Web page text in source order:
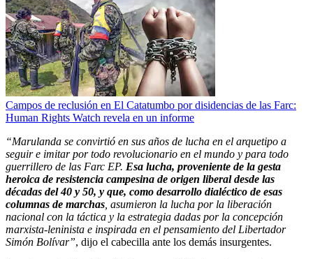
Campos de reclusión en El Catatumbo por disidencias de las Farc:
Human Rights Watch revela en un informe
“Marulanda se convirtió en sus años de lucha en el arquetipo a
seguir e imitar por todo revolucionario en el mundo y para todo
guerrillero de las Farc EP. Esa lucha, proveniente de la gesta
heroica de resistencia campesina de origen liberal desde las
décadas del 40 y 50, y que, como desarrollo dialéctico de esas
columnas de marchas , asumieron la lucha por la liberación
nacional con la táctica y la estrategia dadas por la concepción
marxista-leninista e inspirada en el pensamiento del Libertador
Simón Bolívar”, dijo el cabecilla ante los demás insurgentes.